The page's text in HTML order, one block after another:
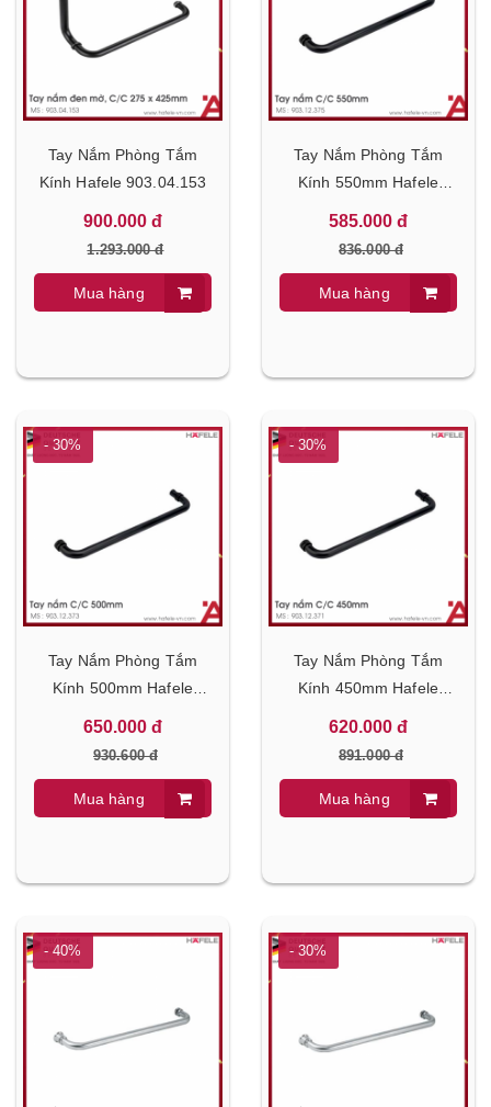
Tay Nắm Phòng Tắm
Kính Hafele 903.04.153
900.000 đ
1.293.000 đ
Mua hàng
Tay Nắm Phòng Tắm
Kính 550mm Hafele
903.12.375
585.000 đ
836.000 đ
Mua hàng
- 30%
Tay Nắm Phòng Tắm
Kính 500mm Hafele
903.12.373
650.000 đ
930.600 đ
Mua hàng
- 30%
Tay Nắm Phòng Tắm
Kính 450mm Hafele
903.12.371
620.000 đ
891.000 đ
Mua hàng
- 40% - 30%